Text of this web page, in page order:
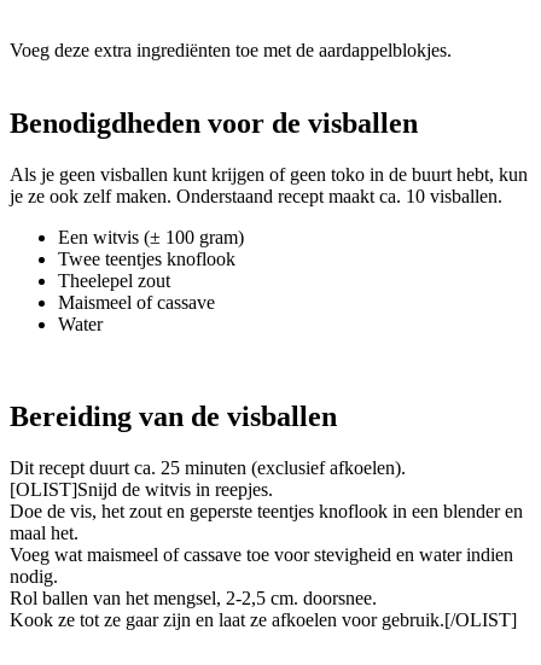
Voeg deze extra ingrediënten toe met de aardappelblokjes.
Benodigdheden voor de visballen
Als je geen visballen kunt krijgen of geen toko in de buurt hebt, kun
je ze ook zelf maken. Onderstaand recept maakt ca. 10 visballen.
Een witvis (± 100 gram)
Twee teentjes knoflook
Theelepel zout
Maismeel of cassave
Water
Bereiding van de visballen
Dit recept duurt ca. 25 minuten (exclusief afkoelen).
[OLIST]Snijd de witvis in reepjes.
Doe de vis, het zout en geperste teentjes knoflook in een blender en
maal het.
Voeg wat maismeel of cassave toe voor stevigheid en water indien
nodig.
Rol ballen van het mengsel, 2-2,5 cm. doorsnee.
Kook ze tot ze gaar zijn en laat ze afkoelen voor gebruik.[/OLIST]